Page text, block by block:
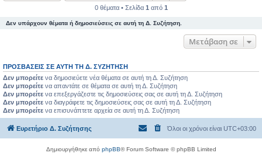
0 θέματα • Σελίδα 1 από 1
Δεν υπάρχουν θέματα ή δημοσιεύσεις σε αυτή τη Δ. Συζήτηση.
Μετάβαση σε
ΠΡΟΣΒΆΣΕΙΣ ΣΕ ΑΥΤΉ ΤΗ Δ. ΣΥΖΉΤΗΣΗ
Δεν μπορείτε να δημοσιεύετε νέα θέματα σε αυτή τη Δ. Συζήτηση
Δεν μπορείτε να απαντάτε σε θέματα σε αυτή τη Δ. Συζήτηση
Δεν μπορείτε να επεξεργάζεστε τις δημοσιεύσεις σας σε αυτή τη Δ. Συζήτηση
Δεν μπορείτε να διαγράφετε τις δημοσιεύσεις σας σε αυτή τη Δ. Συζήτηση
Δεν μπορείτε να επισυνάπτετε αρχεία σε αυτή τη Δ. Συζήτηση
Ευρετήριο Δ. Συζήτησης Όλοι οι χρόνοι είναι UTC+03:00
Δημιουργήθηκε από phpBB® Forum Software © phpBB Limited